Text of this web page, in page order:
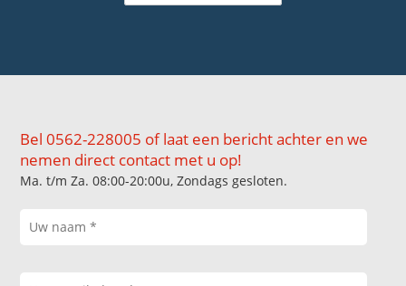
Bel 0562-228005 of laat een bericht achter en we
nemen direct contact met u op!
Ma. t/m Za. 08:00-20:00u, Zondags gesloten.